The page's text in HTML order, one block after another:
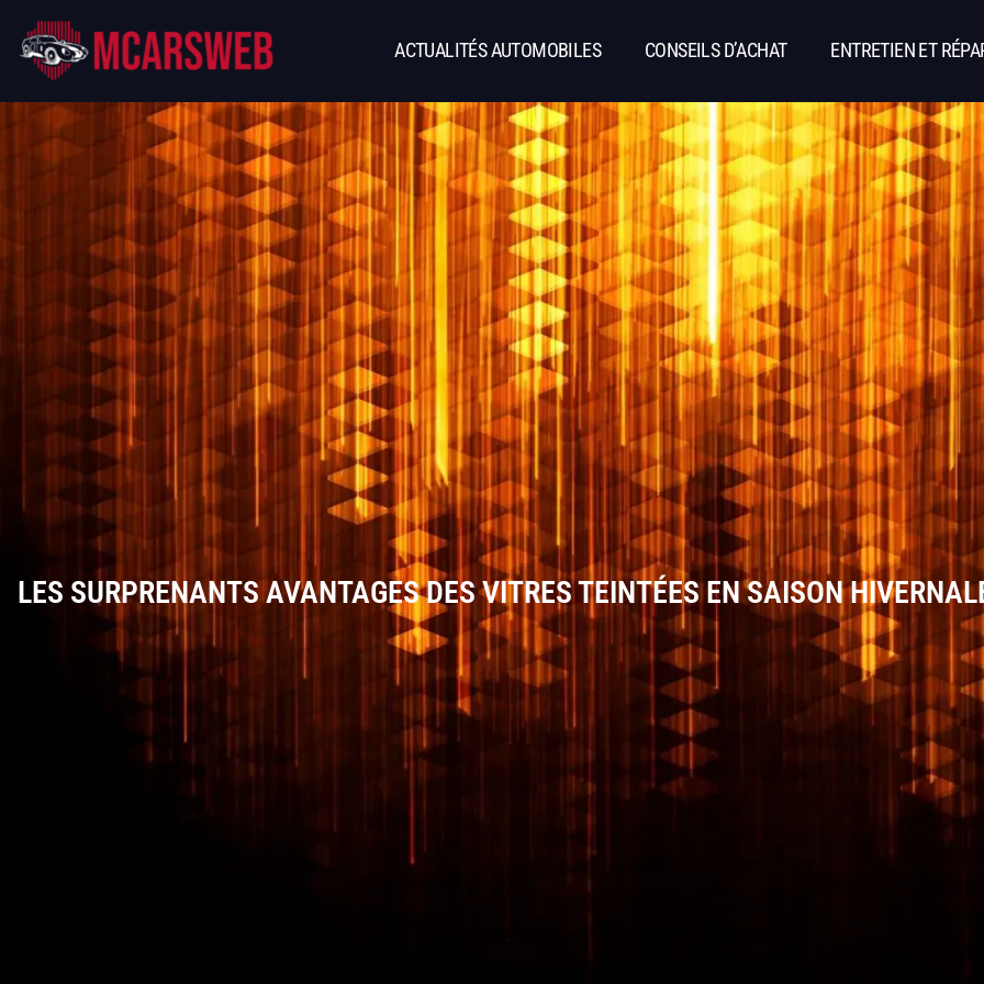
ACTUALITÉS AUTOMOBILES CONSEILS D’ACHAT ENTRETIEN ET
LES SURPRENANTS AVANTAGES DES VITRES TEINTÉES EN SAISON